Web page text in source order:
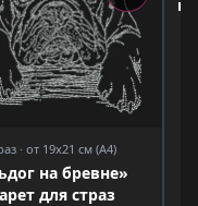
· от 19x21 см (A4)
на бревне»
для страз